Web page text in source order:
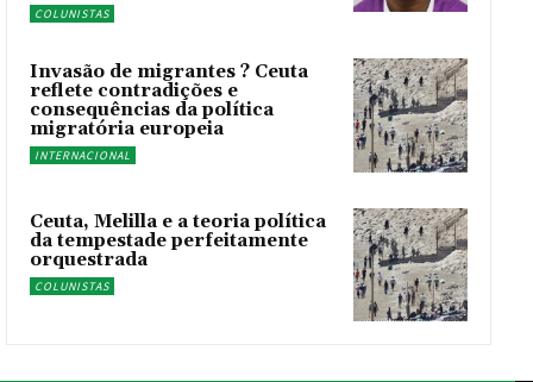
COLUNISTAS
Invasão de migrantes ? Ceuta
reflete contradições e
consequências da política
migratória europeia
INTERNACIONAL
Ceuta, Melilla e a teoria política
da tempestade perfeitamente
orquestrada
COLUNISTAS